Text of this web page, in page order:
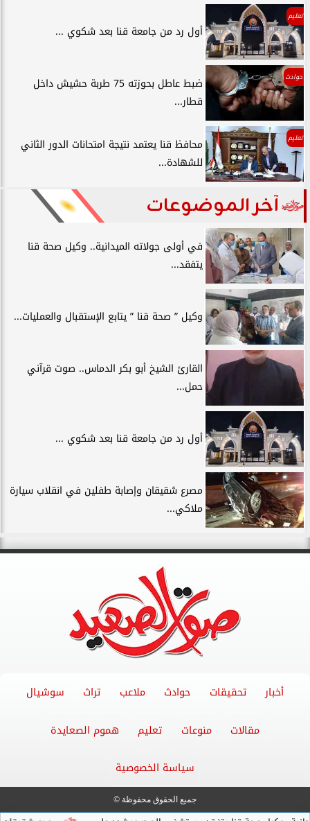
تعليم
أول رد من جامعة قنا بعد شكوي ...
حوادث
ضبط عاطل بحوزته 75 طربة حشيش داخل
قطار...
تعليم
محافظ قنا يعتمد نتيجة امتحانات الدور الثاني
للشهادة...
آخر الموضوعات
في أولى جولاته الميدانية.. وكيل صحة قنا
يتفقد...
وكيل ” صحة قنا ” يتابع الإستقبال والعمليات...
القارئ الشيخ أبو بكر الدماس.. صوت قرآني
حمل...
أول رد من جامعة قنا بعد شكوي ...
مصرع شقيقان وإصابة طفلين في انقلاب سيارة
ملاكي...
أخبار تحقيقات حوادث ملاعب تراث سوشيال
مقالات منوعات تعليم هموم الصعايدة
سياسة الخصوصية
جميع الحقوق محفوظة ©